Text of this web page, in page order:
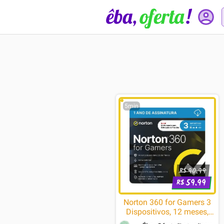
5min
R$90.99
R$59.99
Norton 360 for Gamers 3
Dispositivos, 12 meses,
Digital para Download -